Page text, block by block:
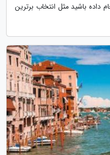
داده باشید مثل انتخاب برترین